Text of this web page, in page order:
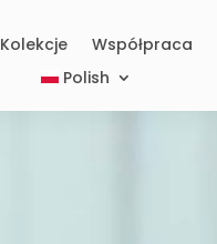
Kolekcje Współpraca
Polish